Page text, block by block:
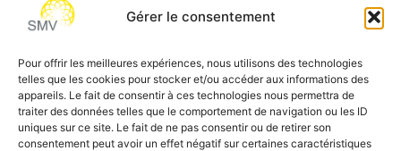
Gérer le consentement
Pour offrir les meilleures expériences, nous utilisons des technologies
telles que les cookies pour stocker et/ou accéder aux informations des
appareils. Le fait de consentir à ces technologies nous permettra de
traiter des données telles que le comportement de navigation ou les ID
uniques sur ce site. Le fait de ne pas consentir ou de retirer son
consentement peut avoir un effet négatif sur certaines caractéristiques
SMV permet de vous aider à gagner du temps et vous
permettre de vous concentrer sur l’essentiel de votre
métier